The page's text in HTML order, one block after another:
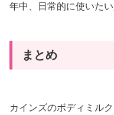
年中、日常的に使いた
まとめ
カインズのボディミル